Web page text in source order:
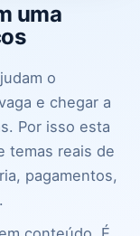
uma
o
e chegar a
Por isso esta
temas reais de
pagamentos,